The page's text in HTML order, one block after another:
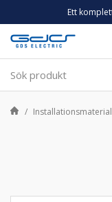
Ett
Installationsmaterial